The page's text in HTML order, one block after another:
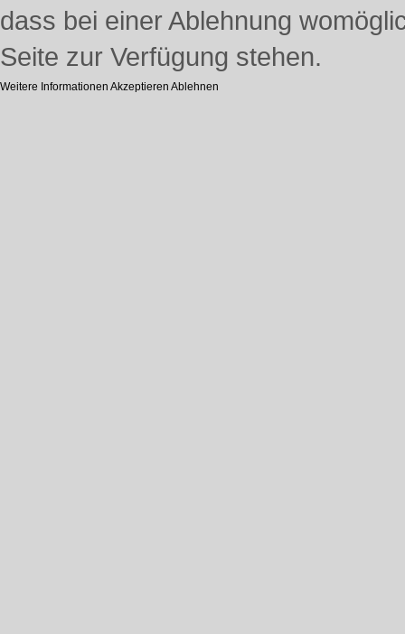
dass bei einer Ablehnung
Seite zur Verfügung stehen.
Weitere Informationen Akzeptieren Ablehnen